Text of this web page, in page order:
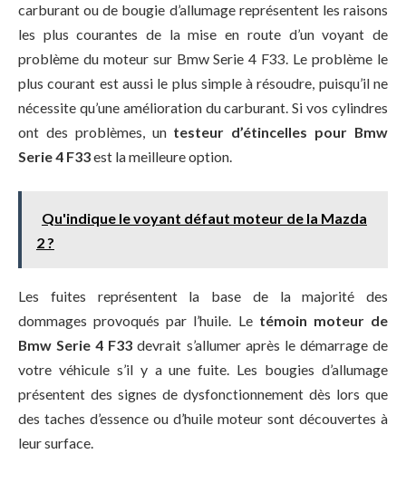
carburant ou de bougie d’allumage représentent les raisons
les plus courantes de la mise en route d’un voyant de
problème du moteur sur Bmw Serie 4 F33. Le problème le
plus courant est aussi le plus simple à résoudre, puisqu’il ne
nécessite qu’une amélioration du carburant. Si vos cylindres
ont des problèmes, un testeur d’étincelles pour Bmw
Serie 4 F33est la meilleure option.
Qu'indique le voyant défaut moteur de la Mazda
2 ?
Les fuites représentent la base de la majorité des
dommages provoqués par l’huile. Le témoin moteur de
Bmw Serie 4 F33 devrait s’allumer après le démarrage de
votre véhicule s’il y a une fuite. Les bougies d’allumage
présentent des signes de dysfonctionnement dès lors que
des taches d’essence ou d’huile moteur sont découvertes à
leur surface.